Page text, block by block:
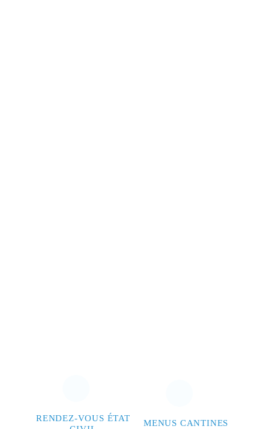
RENDEZ-VOUS ÉTAT
MENUS CANTINES